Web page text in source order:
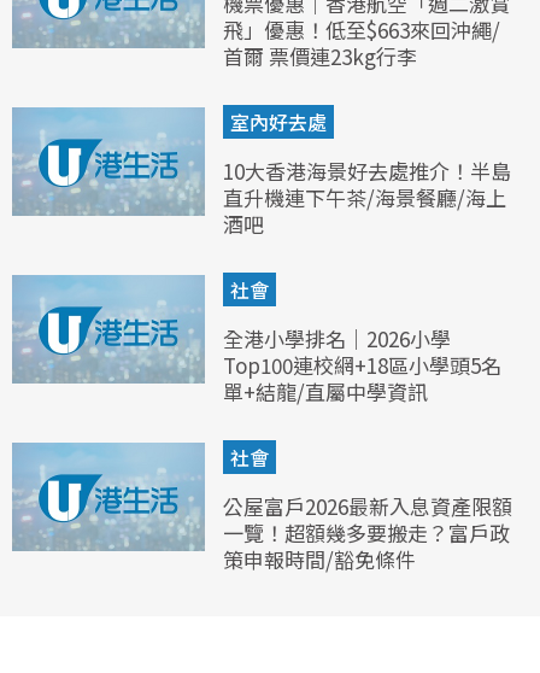
飛」優惠！低至$663來回沖繩/
首爾 票價連23kg行李
室內好去處
10大香港海景好去處推介！半島
直升機連下午茶/海景餐廳/海上
酒吧
社會
全港小學排名｜2026小學
Top100連校網+18區小學頭5名
單+結龍/直屬中學資訊
社會
公屋富戶2026最新入息資產限額
一覽！超額幾多要搬走？富戶政
策申報時間/豁免條件